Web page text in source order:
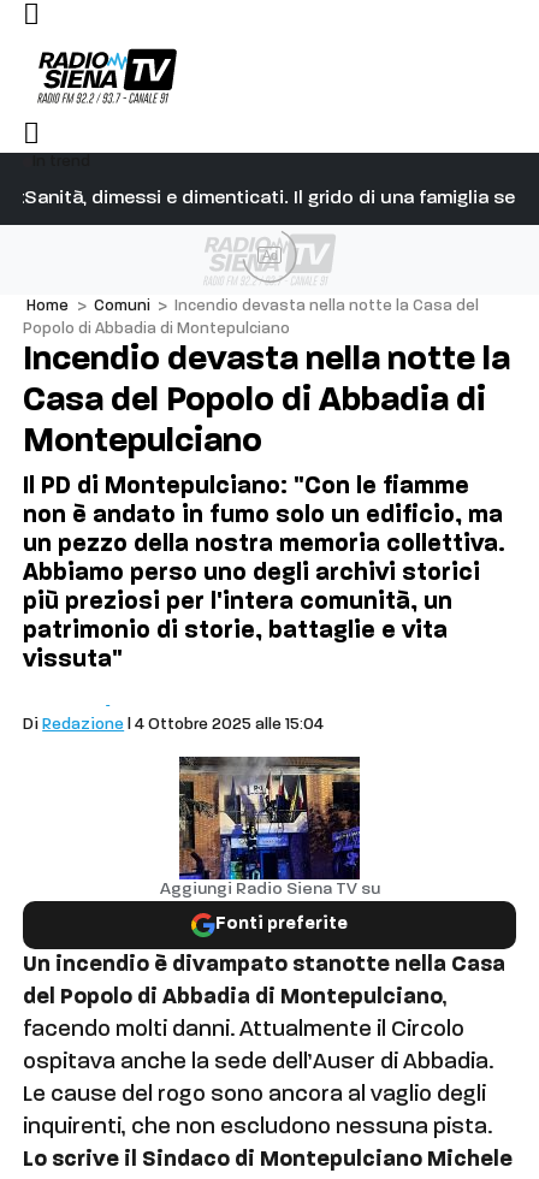
Sanità, dimessi e dimenticati. Il grido di una famiglia
unitario a Giorgetti e alla destra senese
Ad
Home > Comuni >
Incendio devasta nella notte la Casa del
Popolo di Abbadia di Montepulciano
Incendio devasta nella notte la
Casa del Popolo di Abbadia di
Montepulciano
Il PD di Montepulciano: "Con le fiamme
non è andato in fumo solo un edificio, ma
un pezzo della nostra memoria collettiva.
Abbiamo perso uno degli archivi storici
più preziosi per l'intera comunità, un
patrimonio di storie, battaglie e vita
vissuta"
Di Redazione | 4 Ottobre 2025 alle 15:04
Aggiungi Radio Siena TV su
Fonti preferite
Un incendio è divampato stanotte nella Casa
del Popolo di Abbadia di Montepulciano,
facendo molti danni. Attualmente il Circolo
ospitava anche la sede dell’Auser di Abbadia.
Le cause del rogo sono ancora al vaglio degli
inquirenti, che non escludono nessuna pista.
Lo scrive il Sindaco di Montepulciano Michele